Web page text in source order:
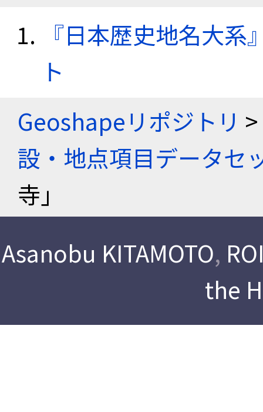
『日本歴史地名大
ト
Geoshapeリポジトリ >
設・地点項目データセ
寺」
Asanobu KITAMOTO,
the